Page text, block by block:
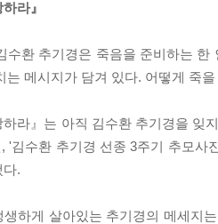
라』
수환 추기경은 죽음을 준비하는
는 메시지가 담겨 있다. 어떻게 죽
하라』는 아직 김수환 추기경을
'김수환 추기경 선종 3주기 추모
다.
생하게 살아있는 추기경의 메세지